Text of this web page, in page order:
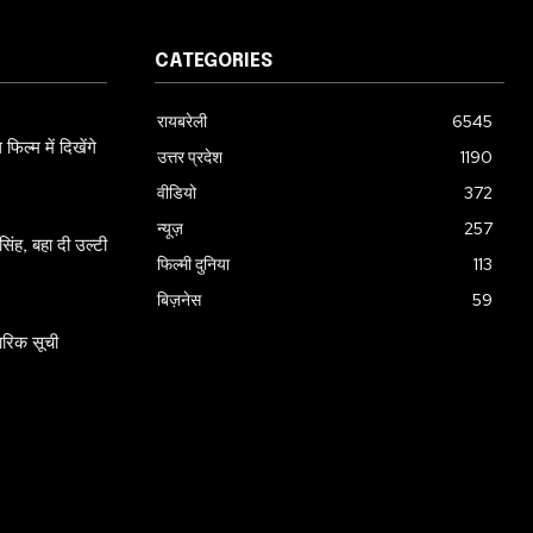
में दिखेंगे
बहा दी उल्टी
सूची
CATEGORIES
रायबरेली
6545
उत्तर प्रदेश
1190
वीडियो
372
न्यूज़
257
फिल्मी दुनिया
113
बिज़नेस
59